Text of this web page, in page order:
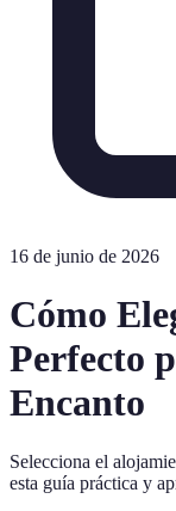
16 de junio de 2026
Cómo
Perfecto
Encanto
Selecciona el
esta guía práctica y